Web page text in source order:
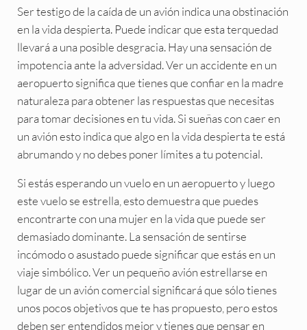
Ser testigo de la caída de un avión indica una obstinación
en la vida despierta. Puede indicar que esta terquedad
llevará a una posible desgracia. Hay una sensación de
impotencia ante la adversidad. Ver un accidente en un
aeropuerto significa que tienes que confiar en la madre
naturaleza para obtener las respuestas que necesitas
para tomar decisiones en tu vida. Si sueñas con caer en
un avión esto indica que algo en la vida despierta te está
abrumando y no debes poner límites a tu potencial.
Si estás esperando un vuelo en un aeropuerto y luego
este vuelo se estrella, esto demuestra que puedes
encontrarte con una mujer en la vida que puede ser
demasiado dominante. La sensación de sentirse
incómodo o asustado puede significar que estás en un
viaje simbólico. Ver un pequeño avión estrellarse en
lugar de un avión comercial significará que sólo tienes
unos pocos objetivos que te has propuesto, pero estos
deben ser entendidos mejor y tienes que pensar en